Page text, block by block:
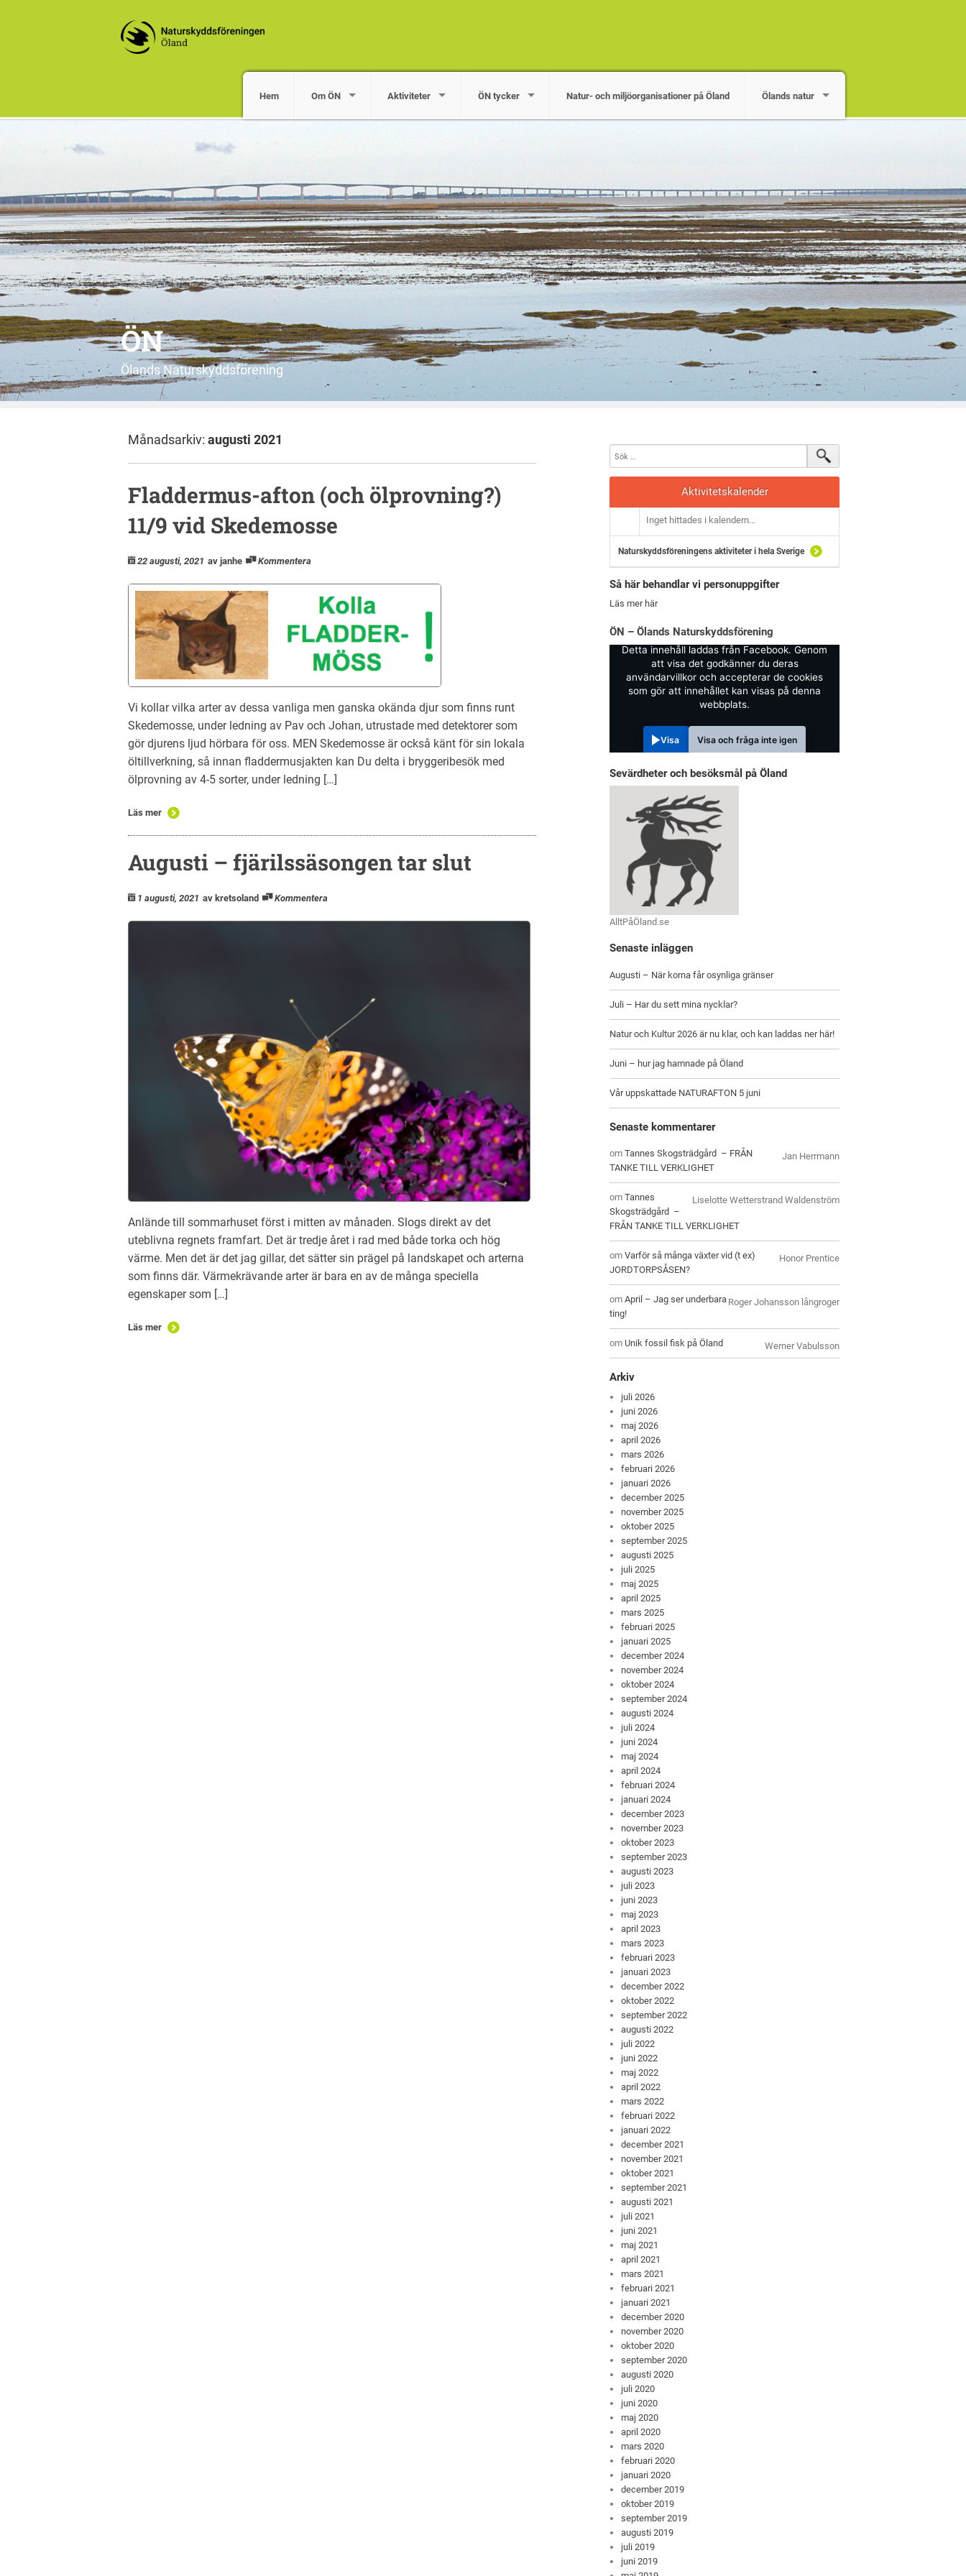
Hem Om ÖN Aktiviteter ÖN tycker Natur- och miljöorganisationer på Öland Ölands natur
ÖN
Ölands Naturskyddsförening
Månadsarkiv: augusti 2021
Fladdermus-afton (och ölprovning?)
11/9 vid Skedemosse
22 augusti, 2021 av janhe Kommentera
Vi kollar vilka arter av dessa vanliga men ganska okända djur som finns runt
Skedemosse, under ledning av Pav och Johan, utrustade med detektorer som
gör djurens ljud hörbara för oss. MEN Skedemosse är också känt för sin lokala
öltillverkning, så innan fladdermusjakten kan Du delta i bryggeribesök med
ölprovning av 4-5 sorter, under ledning […]
Läs mer
Augusti – fjärilssäsongen tar slut
1 augusti, 2021 av kretsoland Kommentera
Anlände till sommarhuset först i mitten av månaden. Slogs direkt av det
uteblivna regnets framfart. Det är tredje året i rad med både torka och hög
värme. Men det är det jag gillar, det sätter sin prägel på landskapet och arterna
som finns där. Värmekrävande arter är bara en av de många speciella
egenskaper som […]
Läs mer
Aktivitetskalender
Inget hittades i kalendern...
Naturskyddsföreningens aktiviteter i hela Sverige
Så här behandlar vi personuppgifter
Läs mer här
ÖN – Ölands Naturskyddsförening
Detta innehåll laddas från Facebook. Genom
att visa det godkänner du deras
användarvillkor och accepterar de cookies
som gör att innehållet kan visas på denna
webbplats.
Visa Visa och fråga inte igen
Sevärdheter och besöksmål på Öland
AlltPåÖland.se
Senaste inläggen
Augusti – När korna får osynliga gränser
Juli – Har du sett mina nycklar?
Natur och Kultur 2026 är nu klar, och kan laddas ner här!
Juni – hur jag hamnade på Öland
Vår uppskattade NATURAFTON 5 juni
Senaste kommentarer
Jan Herrmann
omTannes Skogsträdgård – FRÅN
TANKE TILL VERKLIGHET
Liselotte Wetterstrand Waldenström
omTannes
Skogsträdgård –
FRÅN TANKE TILL VERKLIGHET
Honor Prentice
omVarför så många växter vid (t ex)
JORDTORPSÅSEN?
Roger Johansson långroger
omApril – Jag ser underbara
ting!
Werner Vabulsson
om Unik fossil fisk på Öland
Arkiv
juli 2026
juni 2026
maj 2026
april 2026
mars 2026
februari 2026
januari 2026
december 2025
november 2025
oktober 2025
september 2025
augusti 2025
juli 2025
maj 2025
april 2025
mars 2025
februari 2025
januari 2025
december 2024
november 2024
oktober 2024
september 2024
augusti 2024
juli 2024
juni 2024
maj 2024
april 2024
februari 2024
januari 2024
december 2023
november 2023
oktober 2023
september 2023
augusti 2023
juli 2023
juni 2023
maj 2023
april 2023
mars 2023
februari 2023
januari 2023
december 2022
oktober 2022
september 2022
augusti 2022
juli 2022
juni 2022
maj 2022
april 2022
mars 2022
februari 2022
januari 2022
december 2021
november 2021
oktober 2021
september 2021
augusti 2021
juli 2021
juni 2021
maj 2021
april 2021
mars 2021
februari 2021
januari 2021
december 2020
november 2020
oktober 2020
september 2020
augusti 2020
juli 2020
juni 2020
maj 2020
april 2020
mars 2020
februari 2020
januari 2020
december 2019
oktober 2019
september 2019
augusti 2019
juli 2019
juni 2019